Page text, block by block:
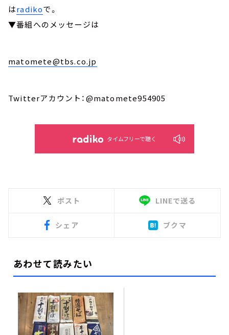
はradikoで。
▼番組へのメッセージは
matomete@tbs.co.jp
Twitterアカウント：@matomete954905
タイムフリーで聴く
ポスト LINEで送る
シェア ブクマ
あわせて読みたい